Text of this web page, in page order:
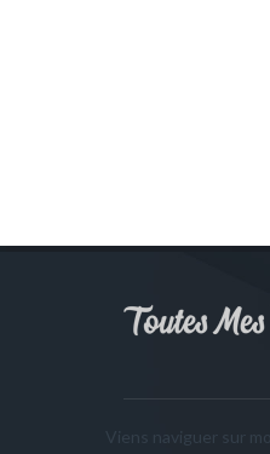
Viens naviguer sur